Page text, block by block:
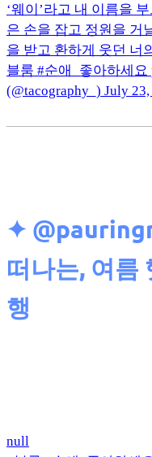
‘웨이’라고 내 이름을
은 손을 잡고 정원을 거
을 받고 환하게 웃던 너
블룸 #순애_좋아하세
(@tacography_) July 23,
✦
떠나는, 여름
행
null